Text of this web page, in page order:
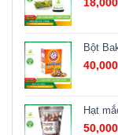
Bột
40,000
Hạt
50,000